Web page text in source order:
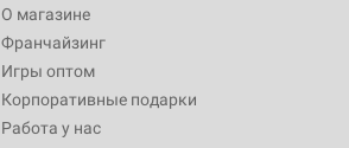
О магазине
Франчайзинг
Игры оптом
Корпоративные подарки
Работа у нас